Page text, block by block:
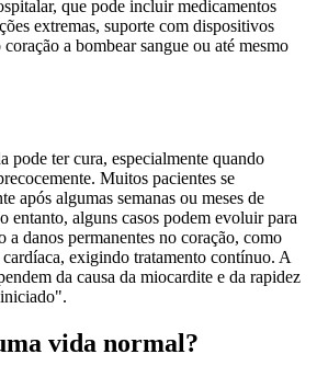
que pode incluir medicamentos
extremas, suporte com dispositivos
a bombear sangue ou até mesmo
pode ter cura, especialmente quando
Muitos pacientes se
após algumas semanas ou meses de
entanto, alguns casos podem evoluir para
a danos permanentes no coração, como
exigindo tratamento contínuo. A
da causa da miocardite e da rapidez
vida normal?